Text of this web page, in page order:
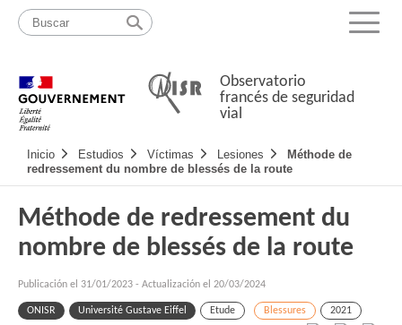
Pasar
contenido
Mapa
web
Menu
Observatorio
francés de seguridad
vial
Navigation
principale
Inicio Estudios Víctimas Lesiones
Méthode de
redressement du nombre de blessés de la route
Méthode de redressement du
nombre de blessés de la route
Publicación el 31/01/2023 - Actualización el 20/03/2024
ONISR Université Gustave Eiffel Etude Blessures 2021